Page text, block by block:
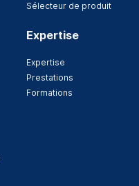
Sélecteur de produit
Expertise
Expertise
Prestations
Formations